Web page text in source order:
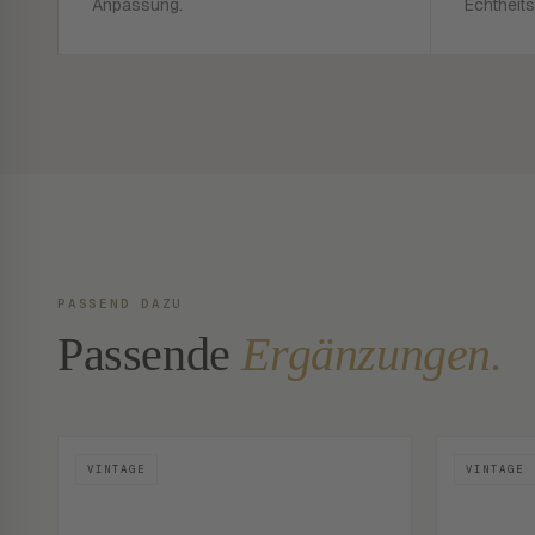
Anpassung.
PASSEND DAZU
PassendeErgänzungen.
VINTAGE VINTAGE